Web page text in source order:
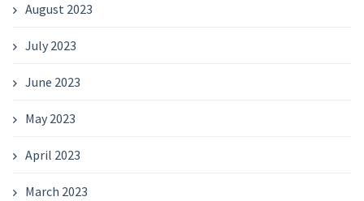
August 2023
July 2023
June 2023
May 2023
April 2023
March 2023